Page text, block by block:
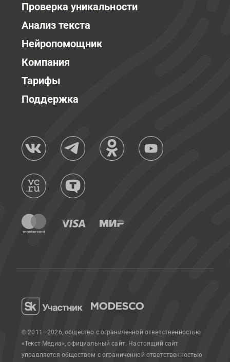
Проверка уникальности
Анализ текста
Нейропомощник
Компания
Тарифы
Поддержка
© 2011—2026, общество с ограниченной ответственностью
«Текст Медиа», официальный сайт. Настоящий сайт
управляется обществом с ограниченной ответственностью